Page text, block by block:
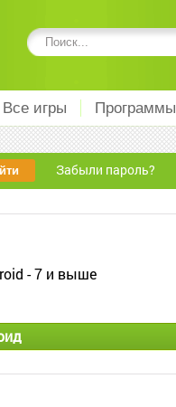
Все игры Программы
Забыли пароль?
- 7 и выше